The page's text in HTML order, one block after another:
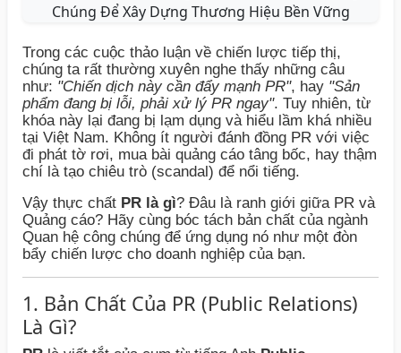
Trong các cuộc thảo luận về chiến lược tiếp thị,
chúng ta rất thường xuyên nghe thấy những câu
như: "Chiến dịch này cần đẩy mạnh PR", hay "Sản
phẩm đang bị lỗi, phải xử lý PR ngay". Tuy nhiên, từ
khóa này lại đang bị lạm dụng và hiểu lầm khá nhiều
tại Việt Nam. Không ít người đánh đồng PR với việc
đi phát tờ rơi, mua bài quảng cáo tâng bốc, hay thậm
chí là tạo chiêu trò (scandal) để nổi tiếng.
Vậy thực chất PR là gì? Đâu là ranh giới giữa PR và
Quảng cáo? Hãy cùng bóc tách bản chất của ngành
Quan hệ công chúng để ứng dụng nó như một đòn
bẩy chiến lược cho doanh nghiệp của bạn.
1. Bản Chất Của PR (Public Relations)
Là Gì?